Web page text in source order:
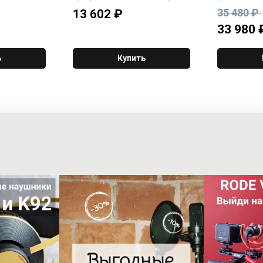
13 602 ₽
Купить
микшер,
35 480 ₽
33 980